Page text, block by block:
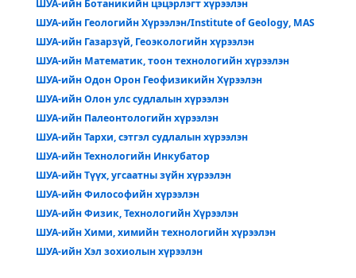
ШУА-ийн Ботаникийн цэцэрлэгт хүрээлэн
ШУА-ийн Геологийн Хүрээлэн/Institute of Geology, MAS
ШУА-ийн Газарзүй, Геоэкологийн хүрээлэн
ШУА-ийн Математик, тоон технологийн хүрээлэн
ШУА-ийн Одон Орон Геофизикийн Хүрээлэн
ШУА-ийн Олон улс судлалын хүрээлэн
ШУА-ийн Палеонтологийн хүрээлэн
ШУА-ийн Тархи, сэтгэл судлалын хүрээлэн
ШУА-ийн Технологийн Инкубатор
ШУА-ийн Түүх, угсаатны зүйн хүрээлэн
ШУА-ийн Философийн хүрээлэн
ШУА-ийн Физик, Технологийн Хүрээлэн
ШУА-ийн Хими, химийн технологийн хүрээлэн
ШУА-ийн Хэл зохиолын хүрээлэн